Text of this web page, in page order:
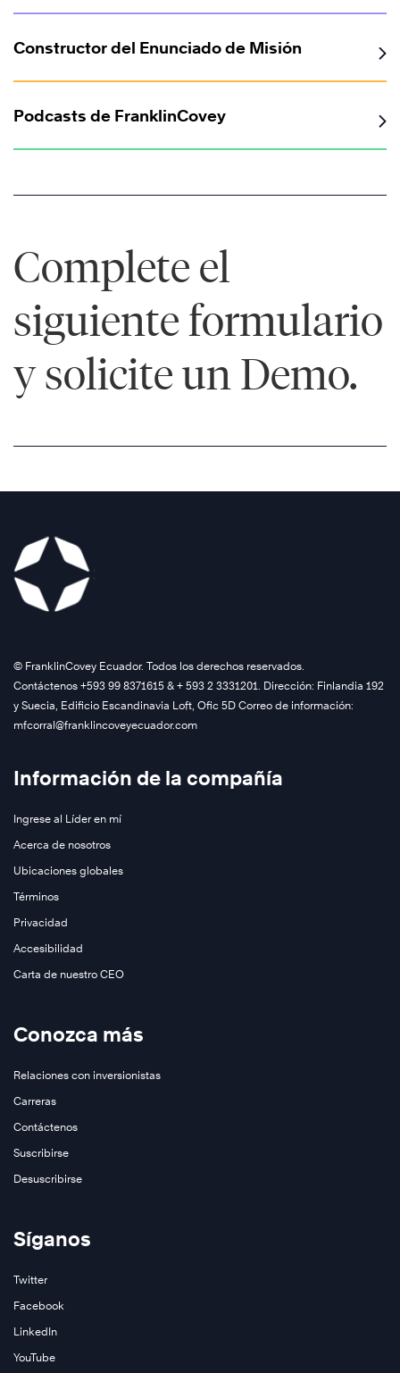
Conozca
Disciplinas
la
Ejecución
Conozca
más
Constructor del Enunciado de Misión
Podcasts de FranklinCovey
Complete el
siguiente formulario
y solicite un Demo.
©️ FranklinCovey Ecuador. Todos los derechos reservados.
Contáctenos +593 99 8371615 & + 593 2 3331201. Dirección: Finlandia 192
y Suecia, Edificio Escandinavia Loft, Ofic 5D Correo de información:
mfcorral@franklincoveyecuador.com
Información de la compañía
Ingrese al Líder en mí
Acerca de nosotros
Ubicaciones globales
Términos
Privacidad
Accesibilidad
Carta de nuestro CEO
Conozca más
Relaciones con inversionistas
Carreras
Contáctenos
Suscribirse
Desuscribirse
Síganos
Twitter
Facebook
LinkedIn
YouTube